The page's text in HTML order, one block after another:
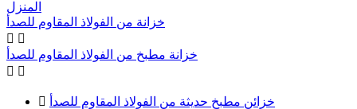
المنزل
خزانة من الفولاذ المقاوم للصدأ
 
خزانة مطبخ من الفولاذ المقاوم للصدأ
 

خزائن مطبخ حديثة من الفولاذ المقاوم للصدأ